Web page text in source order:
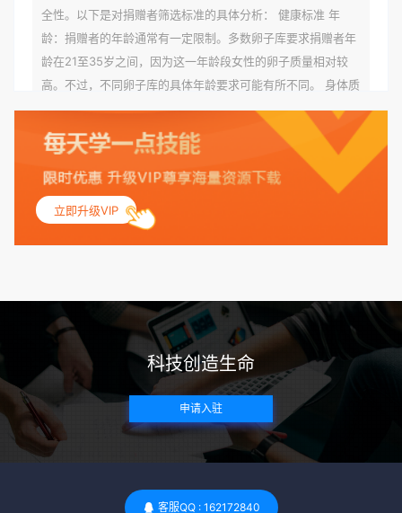
全性。以下是对捐赠者筛选标准的具体分析： 健康标准 年
龄：捐赠者的年龄通常有一定限制。多数卵子库要求捐赠者年
龄在21至35岁之间，因为这一年龄段女性的卵子质量相对较
高。不过，不同卵子库的具体年龄要求可能有所不同。 身体质
量指数（BMI）：捐赠者的BMI通常需要在正常范围内，以确
保其身体健康状况良好。过高的BMI可能与多种健康问题相关
联，包括不孕症和妊娠并发症。 生殖健康：捐赠者需要有规律
的月经期，无生殖障碍或异常问题。此外，还需要进行详细的
妇科检查，以确保其生殖系统的健康。 遗传病史与家族病史：
捐赠者及其家庭成员需要无严重的遗传病史、精神病史和传染
病史。这通常需要通过基因检测、家族史调查和医疗记录审查
带任何可传染给受卵者的病原体。 药物与生活习惯：捐赠者需
要是非尼古丁使用者、非吸烟者、非吸毒者，并且未使用可能
影响卵子质量的药物，如某些精神药物和避孕植入物。 学历与
心理标准 学历要求：部分卵子库对捐赠者的学历有一定要求，
但这并非普遍标准。一些卵子库可能更倾向于选择受过高等教
育的女性作为捐赠者，但这并不是绝对的筛选条件。 心理状态
评估：捐赠者需要进行心理状态评估，以确定其对捐赠过程的
于确保捐赠者在捐赠过程中保持积极的心态，并理解其捐赠行
立即升级VIP
科技创造生命
申请入驻
客服QQ : 162172840